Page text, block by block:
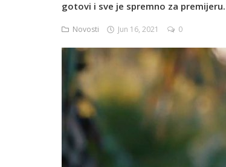
gotovi i sve je spremno za premijeru.
Novosti Jun 16, 2021 0